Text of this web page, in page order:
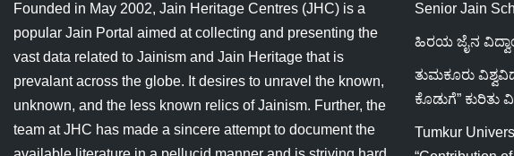
Founded in May 2002, Jain Heritage Centres (JHC) is a
popular Jain Portal aimed at collecting and presenting the
vast data related to Jainism and Jain Heritage that is
prevalant across the globe. It desires to unravel the known,
unknown, and the less known relics of Jainism. Further, the
team at JHC has made a sincere attempt to document the
Senior Jain
ಹಿರಯ ಜೈನ
ತುಮಕೂರು
ಕೊಡುಗೆ”
Tumkur